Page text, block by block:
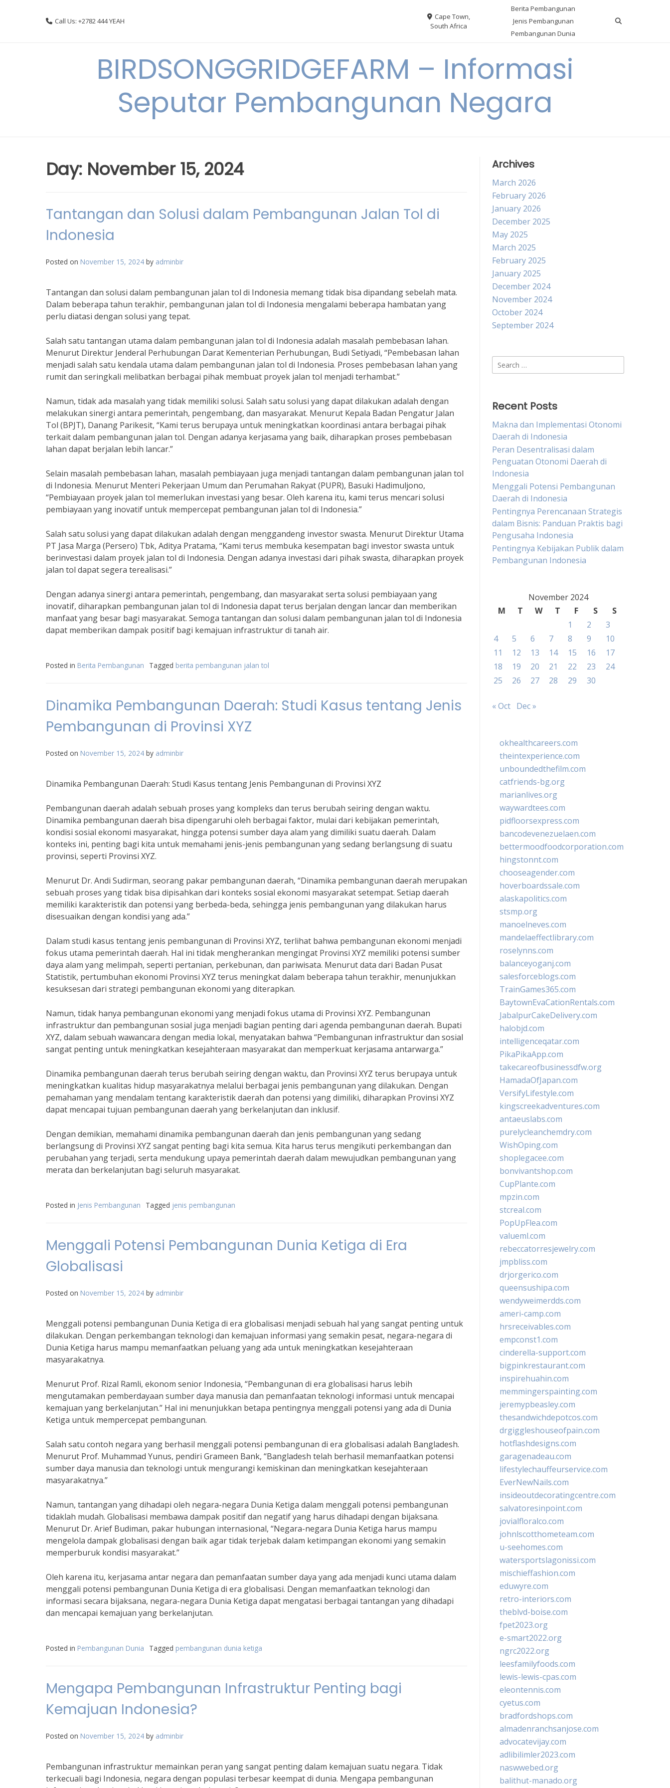
Call Us: +2782 444 YEAH
Cape Town,
South Africa
Berita Pembangunan
Jenis Pembangunan
Pembangunan Dunia
BIRDSONGGRIDGEFARM – Informasi
Seputar Pembangunan Negara
Day: November 15, 2024
Tantangan dan Solusi dalam Pembangunan Jalan Tol di
Indonesia
Posted on November 15, 2024 by adminbir
Tantangan dan solusi dalam pembangunan jalan tol di Indonesia memang tidak bisa dipandang sebelah mata.
Dalam beberapa tahun terakhir, pembangunan jalan tol di Indonesia mengalami beberapa hambatan yang
perlu diatasi dengan solusi yang tepat.
Salah satu tantangan utama dalam pembangunan jalan tol di Indonesia adalah masalah pembebasan lahan.
Menurut Direktur Jenderal Perhubungan Darat Kementerian Perhubungan, Budi Setiyadi, “Pembebasan lahan
menjadi salah satu kendala utama dalam pembangunan jalan tol di Indonesia. Proses pembebasan lahan yang
rumit dan seringkali melibatkan berbagai pihak membuat proyek jalan tol menjadi terhambat.”
Namun, tidak ada masalah yang tidak memiliki solusi. Salah satu solusi yang dapat dilakukan adalah dengan
melakukan sinergi antara pemerintah, pengembang, dan masyarakat. Menurut Kepala Badan Pengatur Jalan
Tol (BPJT), Danang Parikesit, “Kami terus berupaya untuk meningkatkan koordinasi antara berbagai pihak
terkait dalam pembangunan jalan tol. Dengan adanya kerjasama yang baik, diharapkan proses pembebasan
lahan dapat berjalan lebih lancar.”
Selain masalah pembebasan lahan, masalah pembiayaan juga menjadi tantangan dalam pembangunan jalan tol
di Indonesia. Menurut Menteri Pekerjaan Umum dan Perumahan Rakyat (PUPR), Basuki Hadimuljono,
“Pembiayaan proyek jalan tol memerlukan investasi yang besar. Oleh karena itu, kami terus mencari solusi
pembiayaan yang inovatif untuk mempercepat pembangunan jalan tol di Indonesia.”
Salah satu solusi yang dapat dilakukan adalah dengan menggandeng investor swasta. Menurut Direktur Utama
PT Jasa Marga (Persero) Tbk, Aditya Pratama, “Kami terus membuka kesempatan bagi investor swasta untuk
berinvestasi dalam proyek jalan tol di Indonesia. Dengan adanya investasi dari pihak swasta, diharapkan proyek
jalan tol dapat segera terealisasi.”
Dengan adanya sinergi antara pemerintah, pengembang, dan masyarakat serta solusi pembiayaan yang
inovatif, diharapkan pembangunan jalan tol di Indonesia dapat terus berjalan dengan lancar dan memberikan
manfaat yang besar bagi masyarakat. Semoga tantangan dan solusi dalam pembangunan jalan tol di Indonesia
dapat memberikan dampak positif bagi kemajuan infrastruktur di tanah air.
Posted in Berita Pembangunan Tagged berita pembangunan jalan tol
Dinamika Pembangunan Daerah: Studi Kasus tentang Jenis
Pembangunan di Provinsi XYZ
Posted on November 15, 2024 by adminbir
Dinamika Pembangunan Daerah: Studi Kasus tentang Jenis Pembangunan di Provinsi XYZ
Pembangunan daerah adalah sebuah proses yang kompleks dan terus berubah seiring dengan waktu.
Dinamika pembangunan daerah bisa dipengaruhi oleh berbagai faktor, mulai dari kebijakan pemerintah,
kondisi sosial ekonomi masyarakat, hingga potensi sumber daya alam yang dimiliki suatu daerah. Dalam
konteks ini, penting bagi kita untuk memahami jenis-jenis pembangunan yang sedang berlangsung di suatu
provinsi, seperti Provinsi XYZ.
Menurut Dr. Andi Sudirman, seorang pakar pembangunan daerah, “Dinamika pembangunan daerah merupakan
sebuah proses yang tidak bisa dipisahkan dari konteks sosial ekonomi masyarakat setempat. Setiap daerah
memiliki karakteristik dan potensi yang berbeda-beda, sehingga jenis pembangunan yang dilakukan harus
disesuaikan dengan kondisi yang ada.”
Dalam studi kasus tentang jenis pembangunan di Provinsi XYZ, terlihat bahwa pembangunan ekonomi menjadi
fokus utama pemerintah daerah. Hal ini tidak mengherankan mengingat Provinsi XYZ memiliki potensi sumber
daya alam yang melimpah, seperti pertanian, perkebunan, dan pariwisata. Menurut data dari Badan Pusat
Statistik, pertumbuhan ekonomi Provinsi XYZ terus meningkat dalam beberapa tahun terakhir, menunjukkan
kesuksesan dari strategi pembangunan ekonomi yang diterapkan.
Namun, tidak hanya pembangunan ekonomi yang menjadi fokus utama di Provinsi XYZ. Pembangunan
infrastruktur dan pembangunan sosial juga menjadi bagian penting dari agenda pembangunan daerah. Bupati
XYZ, dalam sebuah wawancara dengan media lokal, menyatakan bahwa “Pembangunan infrastruktur dan sosial
sangat penting untuk meningkatkan kesejahteraan masyarakat dan memperkuat kerjasama antarwarga.”
Dinamika pembangunan daerah terus berubah seiring dengan waktu, dan Provinsi XYZ terus berupaya untuk
meningkatkan kualitas hidup masyarakatnya melalui berbagai jenis pembangunan yang dilakukan. Dengan
pemahaman yang mendalam tentang karakteristik daerah dan potensi yang dimiliki, diharapkan Provinsi XYZ
dapat mencapai tujuan pembangunan daerah yang berkelanjutan dan inklusif.
Dengan demikian, memahami dinamika pembangunan daerah dan jenis pembangunan yang sedang
berlangsung di Provinsi XYZ sangat penting bagi kita semua. Kita harus terus mengikuti perkembangan dan
perubahan yang terjadi, serta mendukung upaya pemerintah daerah dalam mewujudkan pembangunan yang
merata dan berkelanjutan bagi seluruh masyarakat.
Posted in Jenis Pembangunan Tagged jenis pembangunan
Menggali Potensi Pembangunan Dunia Ketiga di Era
Globalisasi
Posted on November 15, 2024 by adminbir
Menggali potensi pembangunan Dunia Ketiga di era globalisasi menjadi sebuah hal yang sangat penting untuk
dilakukan. Dengan perkembangan teknologi dan kemajuan informasi yang semakin pesat, negara-negara di
Dunia Ketiga harus mampu memanfaatkan peluang yang ada untuk meningkatkan kesejahteraan
masyarakatnya.
Menurut Prof. Rizal Ramli, ekonom senior Indonesia, “Pembangunan di era globalisasi harus lebih
mengutamakan pemberdayaan sumber daya manusia dan pemanfaatan teknologi informasi untuk mencapai
kemajuan yang berkelanjutan.” Hal ini menunjukkan betapa pentingnya menggali potensi yang ada di Dunia
Ketiga untuk mempercepat pembangunan.
Salah satu contoh negara yang berhasil menggali potensi pembangunan di era globalisasi adalah Bangladesh.
Menurut Prof. Muhammad Yunus, pendiri Grameen Bank, “Bangladesh telah berhasil memanfaatkan potensi
sumber daya manusia dan teknologi untuk mengurangi kemiskinan dan meningkatkan kesejahteraan
masyarakatnya.”
Namun, tantangan yang dihadapi oleh negara-negara Dunia Ketiga dalam menggali potensi pembangunan
tidaklah mudah. Globalisasi membawa dampak positif dan negatif yang harus dihadapi dengan bijaksana.
Menurut Dr. Arief Budiman, pakar hubungan internasional, “Negara-negara Dunia Ketiga harus mampu
mengelola dampak globalisasi dengan baik agar tidak terjebak dalam ketimpangan ekonomi yang semakin
memperburuk kondisi masyarakat.”
Oleh karena itu, kerjasama antar negara dan pemanfaatan sumber daya yang ada menjadi kunci utama dalam
menggali potensi pembangunan Dunia Ketiga di era globalisasi. Dengan memanfaatkan teknologi dan
informasi secara bijaksana, negara-negara Dunia Ketiga dapat mengatasi berbagai tantangan yang dihadapi
dan mencapai kemajuan yang berkelanjutan.
Posted in Pembangunan Dunia Tagged pembangunan dunia ketiga
Mengapa Pembangunan Infrastruktur Penting bagi
Kemajuan Indonesia?
Posted on November 15, 2024 by adminbir
Pembangunan infrastruktur memainkan peran yang sangat penting dalam kemajuan suatu negara. Tidak
terkecuali bagi Indonesia, negara dengan populasi terbesar keempat di dunia. Mengapa pembangunan
Archives
March 2026
February 2026
January 2026
December 2025
May 2025
March 2025
February 2025
January 2025
December 2024
November 2024
October 2024
September 2024
Search
for:
Recent Posts
Makna dan Implementasi Otonomi
Daerah di Indonesia
Peran Desentralisasi dalam
Penguatan Otonomi Daerah di
Indonesia
Menggali Potensi Pembangunan
Daerah di Indonesia
Pentingnya Perencanaan Strategis
dalam Bisnis: Panduan Praktis bagi
Pengusaha Indonesia
Pentingnya Kebijakan Publik dalam
Pembangunan Indonesia
November 2024
M
T W T F S
S
1
2
3
4
5 6 7 8 9
10
11
12 13 14 15 16
17
18
19 20 21 22 23
24
25
26 27 28 29 30
« Oct Dec »
okhealthcareers.com
theintexperience.com
unboundedthefilm.com
catfriends-bg.org
marianlives.org
waywardtees.com
pidfloorsexpress.com
bancodevenezuelaen.com
bettermoodfoodcorporation.com
hingstonnt.com
chooseagender.com
hoverboardssale.com
alaskapolitics.com
stsmp.org
manoelneves.com
mandelaeffectlibrary.com
roselynns.com
balanceyoganj.com
salesforceblogs.com
TrainGames365.com
BaytownEvaCationRentals.com
JabalpurCakeDelivery.com
halobjd.com
intelligenceqatar.com
PikaPikaApp.com
takecareofbusinessdfw.org
HamadaOfJapan.com
VersifyLifestyle.com
kingscreekadventures.com
antaeuslabs.com
purelycleanchemdry.com
WishOping.com
shoplegacee.com
bonvivantshop.com
CupPlante.com
mpzin.com
stcreal.com
PopUpFlea.com
valueml.com
rebeccatorresjewelry.com
jmpbliss.com
drjorgerico.com
queensushipa.com
wendyweimerdds.com
ameri-camp.com
hrsreceivables.com
empconst1.com
cinderella-support.com
bigpinkrestaurant.com
inspirehuahin.com
memmingerspainting.com
jeremypbeasley.com
thesandwichdepotcos.com
drgiggleshouseofpain.com
hotflashdesigns.com
garagenadeau.com
lifestylechauffeurservice.com
EverNewNails.com
insideoutdecoratingcentre.com
salvatoresinpoint.com
jovialfloralco.com
johnlscotthometeam.com
u-seehomes.com
watersportslagonissi.com
mischieffashion.com
eduwyre.com
retro-interiors.com
theblvd-boise.com
fpet2023.org
e-smart2022.org
ngrc2022.org
leesfamilyfoods.com
lewis-lewis-cpas.com
eleontennis.com
cyetus.com
bradfordshops.com
almadenranchsanjose.com
advocatevijay.com
adlibilimler2023.com
naswwebed.org
balithut-manado.org